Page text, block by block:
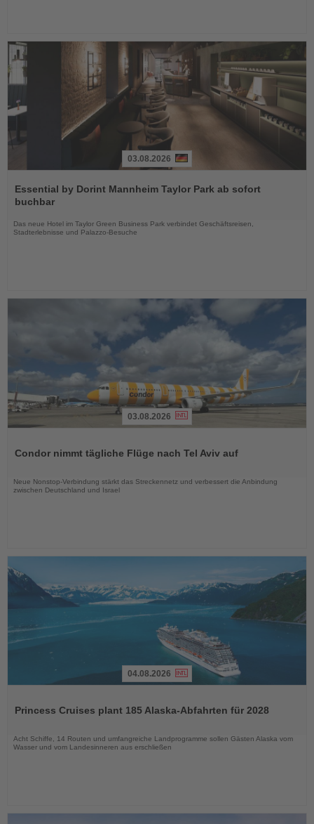
Sie
die
03.08.2026
Essential by Dorint Mannheim Taylor Park ab sofort
buchbar
Das neue Hotel im Taylor Green Business Park verbindet Geschäftsreisen,
Stadterlebnisse und Palazzo-Besuche
die
03.08.2026
Condor nimmt tägliche Flüge nach Tel Aviv auf
Neue Nonstop-Verbindung stärkt das Streckennetz und verbessert die Anbindung
zwischen Deutschland und Israel
die
04.08.2026
Princess Cruises plant 185 Alaska-Abfahrten für 2028
Acht Schiffe, 14 Routen und umfangreiche Landprogramme sollen Gästen Alaska vom
Wasser und vom Landesinneren aus erschließen